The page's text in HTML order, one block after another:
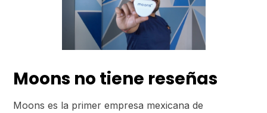
Moons no tiene reseñas
Moons es la primer empresa mexicana de